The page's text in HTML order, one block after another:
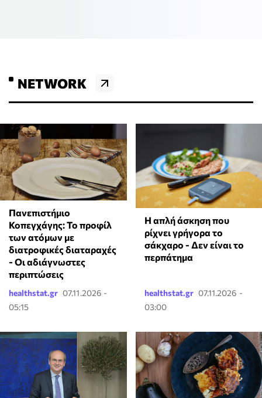
NETWORK
Πανεπιστήμιο
Κοπεγχάγης: Το προφίλ
των ατόμων με
διατροφικές διαταραχές
- Οι αδιάγνωστες
περιπτώσεις
healthstat.gr 07.11.2026 -
05:15
Η απλή άσκηση που
ρίχνει γρήγορα το
σάκχαρο - Δεν είναι το
περπάτημα
healthstat.gr 07.11.2026 -
03:00